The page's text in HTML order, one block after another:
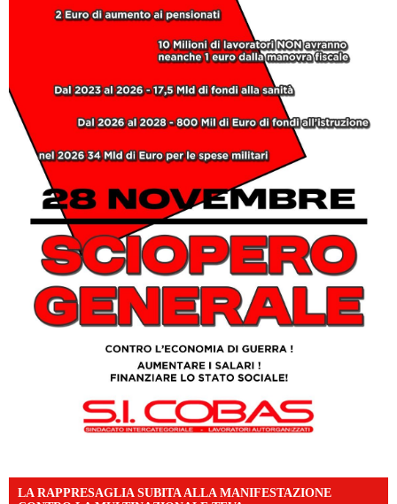
LA RAPPRESAGLIA SUBITA ALLA MANIFESTAZIONE